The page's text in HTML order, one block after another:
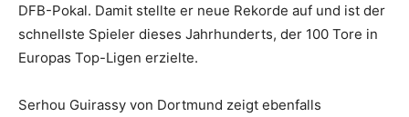
DFB-Pokal. Damit stellte er neue Rekorde auf und ist der
schnellste Spieler dieses Jahrhunderts, der 100 Tore in
Europas Top-Ligen erzielte.
Serhou Guirassy von Dortmund zeigt ebenfalls